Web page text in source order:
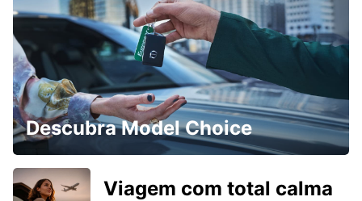
Descubra Model Choice
Viagem com total calma